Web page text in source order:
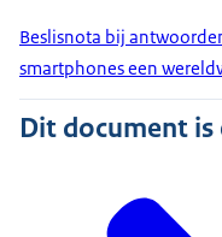
Beslisnota bij
smartphones een
Dit document is